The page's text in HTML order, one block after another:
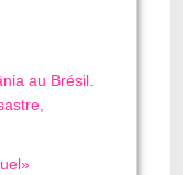
au Brésil.